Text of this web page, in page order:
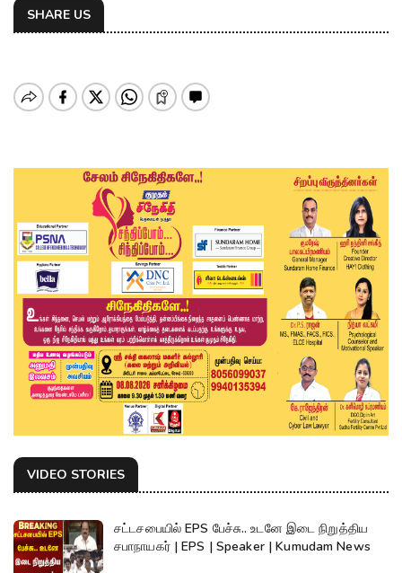
SHARE US
VIDEO STORIES
சட்டசபையில் EPS பேச்சு.. உடனே இடை நிறுத்திய
சபாநாயகர் | EPS | Speaker | Kumudam News